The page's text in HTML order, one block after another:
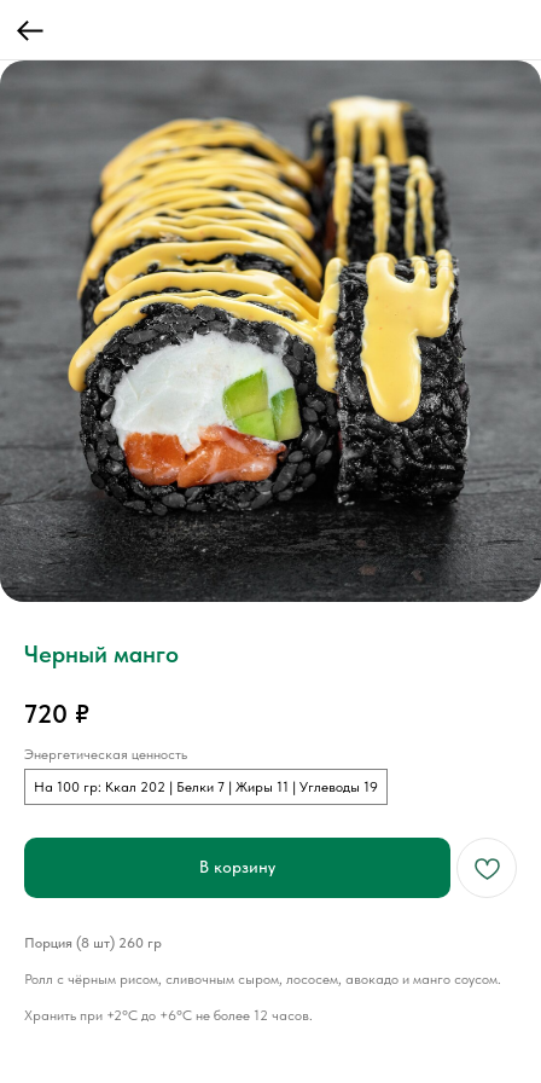
Черный манго
720 ₽
Энергетическая ценность
На 100 гр: Ккал 202 | Белки 7 | Жиры 11 | Углеводы 19
В корзину
Порция (8 шт) 260 гр
Ролл с чёрным рисом, сливочным сыром, лососем, авокадо и манго соусом.
Хранить при +2°С до +6°С не более 12 часов.